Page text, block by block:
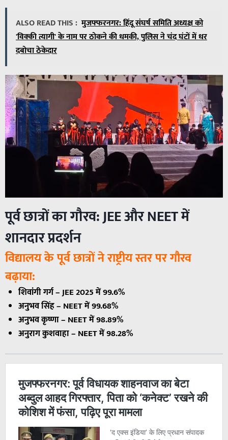
ALSO READ THIS : मुजफ्फरनगर: हिंदू संघर्ष समिति अध्यक्ष को
'विक्की त्यागी' के नाम पर ठोकने की धमकी, पुलिस ने चंद घंटों में धर
दबोचा ठेकेदार
पूर्व छात्रों का गौरव: JEE और NEET में
शानदार प्रदर्शन
विद्यालय के पूर्व छात्रों ने राष्ट्रीय स्तर पर गौरव
बढ़ाया:
शिवांगी गर्ग – JEE 2025 में 99.6%
अनुभव सिंह – NEET में 99.68%
अनुभव कृष्णा – NEET में 98.89%
अनुराग कुशवाहा – NEET में 98.28%